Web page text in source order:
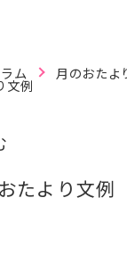
たより文例
ム 月のおたよ
文例